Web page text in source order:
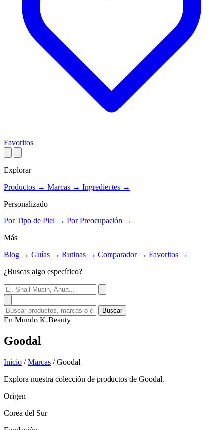
Favoritos
Explorar
Productos → Marcas → Ingredientes →
Personalizado
Por Tipo de Piel → Por Preocupación →
Más
Blog → Guías → Rutinas → Comparador → Favoritos →
¿Buscas algo específico?
Buscar
En Mundo K-Beauty
Goodal
Inicio / Marcas / Goodal
Explora nuestra colección de productos de Goodal.
Origen
Corea del Sur